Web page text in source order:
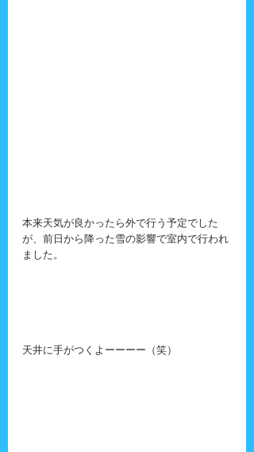
本来天気が良かったら外で行う予定でした
が、前日から降った雪の影響で室内で行われ
ました。
天井に手がつくよーーーー（笑）